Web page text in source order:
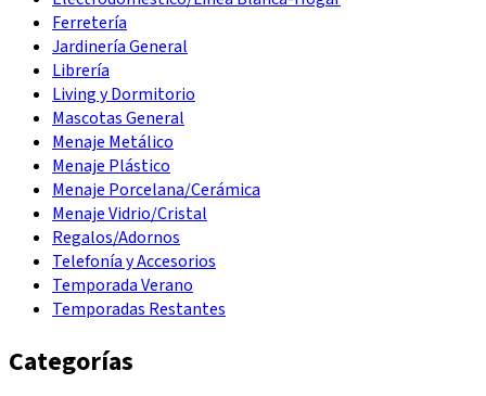
Ferretería
Jardinería General
Librería
Living y Dormitorio
Mascotas General
Menaje Metálico
Menaje Plástico
Menaje Porcelana/Cerámica
Menaje Vidrio/Cristal
Regalos/Adornos
Telefonía y Accesorios
Temporada Verano
Temporadas Restantes
Categorías